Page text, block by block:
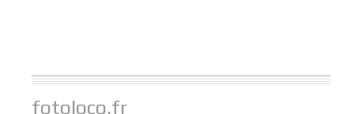
fotoloco.fr